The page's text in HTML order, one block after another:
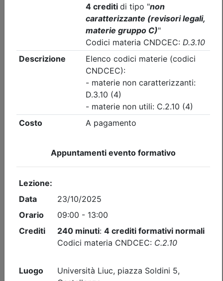
Ordine dei Dottori Commercialisti e degli Esperti Contabili
Cocktail Party 2026
Data:24/09/2026
dal 24/07/2026 al 16/09/2026
Priorità iscrizioni
Dettagli evento
Gratuito